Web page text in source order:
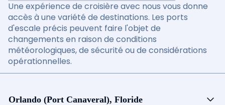
Une expérience de croisière avec nous vous donne
accès à une variété de destinations. Les ports
d'escale précis peuvent faire l'objet de
changements en raison de conditions
météorologiques, de sécurité ou de considérations
opérationnelles.
Orlando (Port Canaveral), Floride